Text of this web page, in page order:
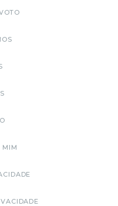
MIM